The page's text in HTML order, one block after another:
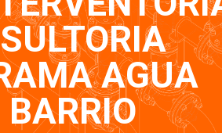
AGUA